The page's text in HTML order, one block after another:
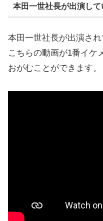
本田一世社長が出演して
本田一世社長が出演さ
こちらの動画が1番イケ
おがむことができます。